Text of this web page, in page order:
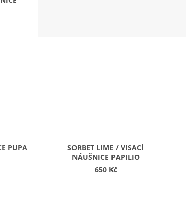
PUPA
SORBET LIME / VISACÍ
NÁUŠNICE PAPILIO
650 Kč